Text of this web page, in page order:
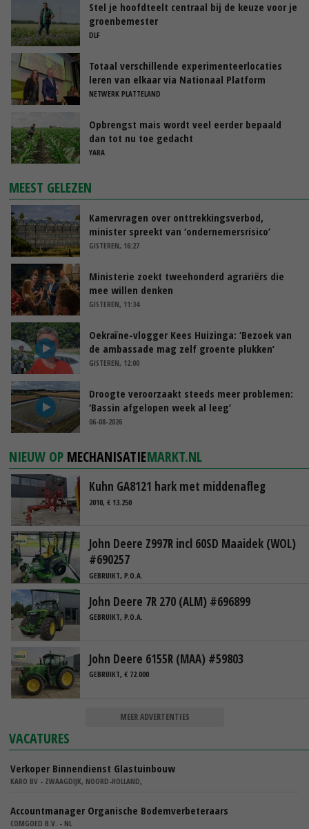
Stel je hoofdteelt centraal bij de keuze voor je
groenbemester
DLF
Totaal verschillende experimenteerlocaties
leren van elkaar via Nationaal Platform
NETWERK PLATTELAND
Opbrengst mais wordt veel eerder bepaald
dan tot nu toe gedacht
YARA
MEEST GELEZEN
Kamervragen over onttrekkingsverbod,
minister spreekt van ‘ondernemersrisico’
GISTEREN, 16:27
Ministerie zoekt tweehonderd agrariërs die
mee willen denken
GISTEREN, 11:34
Oekraïne-vlogger Kees Huizinga: ‘Bezoek van
de ambassade mag zelf groente plukken’
GISTEREN, 12:00
Droogte veroorzaakt steeds meer problemen:
‘Bassin afgelopen week al leeg’
06-08-2026
NIEUW OP MECHANISATIEMARKT.NL
Kuhn GA8121 hark met middenafleg
2010, € 13.250
John Deere Z997R incl 60SD Maaidek (WOL)
#690257
GEBRUIKT, P.O.A.
John Deere 7R 270 (ALM) #696899
GEBRUIKT, P.O.A.
John Deere 6155R (MAA) #59803
GEBRUIKT, € 72.000
MEER ADVERTENTIES
VACATURES
Verkoper Binnendienst Glastuinbouw
KARO BV - ZWAAGDIJK, NOORD-HOLLAND,
Accountmanager Organische Bodemverbeteraars
COMGOED B.V. - NL